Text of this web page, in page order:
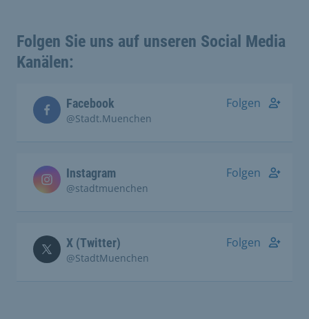
Folgen Sie uns auf unseren Social Media
Kanälen:
Facebook
@Stadt.Muenchen
Folgen
Instagram
@stadtmuenchen
Folgen
X (Twitter)
@StadtMuenchen
Folgen